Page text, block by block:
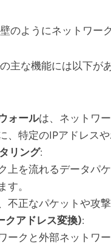
のようにネットワー
の主な機能には以下が
ォールは、ネットワ
、特定のIPアドレス
リング:
上を流れるデータパ
す。
不正なパケットや攻
クアドレス変換):
ークと外部ネットワ